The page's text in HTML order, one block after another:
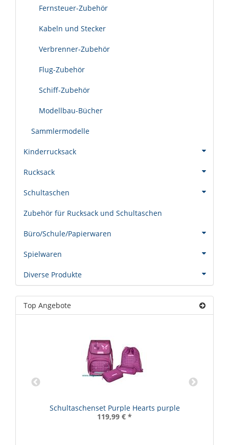
Fernsteuer-Zubehör
Kabeln und Stecker
Verbrenner-Zubehör
Flug-Zubehör
Schiff-Zubehör
Modellbau-Bücher
Sammlermodelle
Kinderrucksack
Rucksack
Schultaschen
Zubehör für Rucksack und Schultaschen
Büro/Schule/Papierwaren
Spielwaren
Diverse Produkte
Top Angebote
Schultaschenset Purple Hearts purple
119,99 € *